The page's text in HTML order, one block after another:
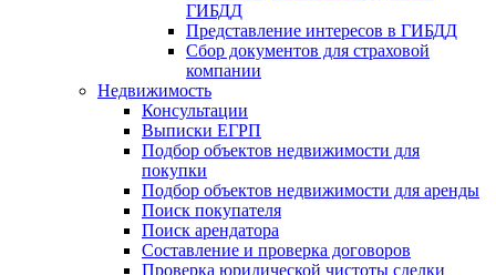
ГИБДД
Представление интересов в ГИБДД
Сбор документов для страховой
компании
Недвижимость
Консультации
Выписки ЕГРП
Подбор объектов недвижимости для
покупки
Подбор объектов недвижимости для аренды
Поиск покупателя
Поиск арендатора
Составление и проверка договоров
Проверка юридической чистоты сделки